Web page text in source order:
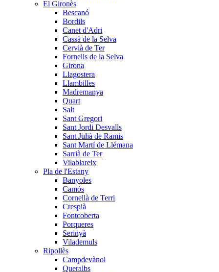
El Gironès
Bescanó
Bordils
Canet d'Adri
Cassà de la Selva
Cervià de Ter
Fornells de la Selva
Girona
Llagostera
Llambilles
Madremanya
Quart
Salt
Sant Gregori
Sant Jordi Desvalls
Sant Julià de Ramis
Sant Martí de Llémana
Sarrià de Ter
Vilablareix
Pla de l'Estany
Banyoles
Camós
Cornellà de Terri
Crespià
Fontcoberta
Porqueres
Serinyà
Vilademuls
Ripollès
Campdevànol
Queralbs